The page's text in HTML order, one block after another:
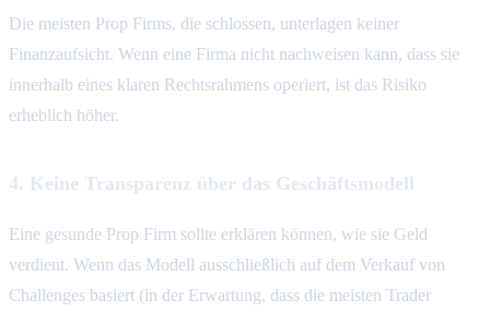
Die meisten Prop Firms, die schlossen, unterlagen keiner
Finanzaufsicht. Wenn eine Firma nicht nachweisen kann, dass sie
innerhalb eines klaren Rechtsrahmens operiert, ist das Risiko
erheblich höher.
4. Keine Transparenz über das Geschäftsmodell
Eine gesunde Prop Firm sollte erklären können, wie sie Geld
verdient. Wenn das Modell ausschließlich auf dem Verkauf von
Challenges basiert (in der Erwartung, dass die meisten Trader